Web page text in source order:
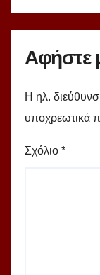
Αφήστε
Η ηλ.
υποχρεωτικά
Σχόλιο *